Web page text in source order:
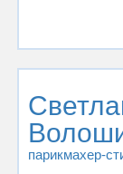
парикмахер-